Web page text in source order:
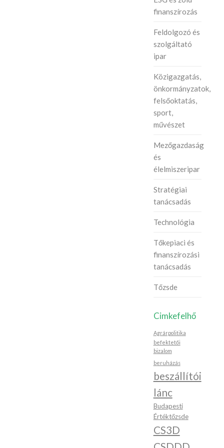
finanszírozás
Feldolgozó és
szolgáltató
ipar
Közigazgatás,
önkormányzatok,
felsőoktatás,
sport,
művészet
Mezőgazdaság
és
élelmiszeripar
Stratégiai
tanácsadás
Technológia
Tőkepiaci és
finanszírozási
tanácsadás
Tőzsde
Cimkefelhő
Agrárpolitika
befektetői
bizalom
beruházás
beszállítói
lánc
Budapesti
Értéktőzsde
CS3D